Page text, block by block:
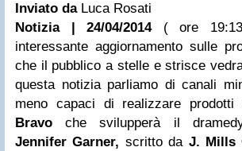
Inviato da Luca Rosati
Notizia | 24/04/2014
( ore
interessante aggiornamento sulle
che il pubblico a stelle e strisce
questa notizia parliamo di canali
meno capaci di realizzare
Bravo che svilupperà il
Jennifer Garner, scritto da J. Mills